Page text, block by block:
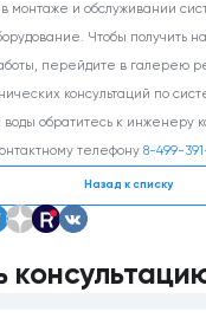
монтаже и обслуживании
Чтобы получить
перейдите в галерею
консультаций по
обратитесь к инженеру
телефону8-499-
Назад к списку